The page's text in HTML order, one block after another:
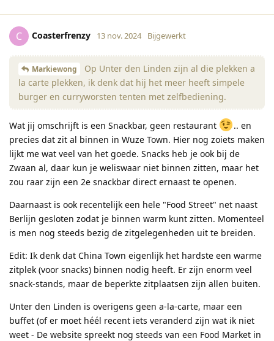
C Coasterfrenzy 13 nov. 2024 Bijgewerkt
Markiewong
Op Unter den Linden zijn al die plekken a
la carte plekken, ik denk dat hij het meer heeft simpele
burger en curryworsten tenten met zelfbediening.
Wat jij omschrijft is een Snackbar, geen restaurant
.. en
precies dat zit al binnen in Wuze Town. Hier nog zoiets maken
lijkt me wat veel van het goede. Snacks heb je ook bij de
Zwaan al, daar kun je weliswaar niet binnen zitten, maar het
zou raar zijn een 2e snackbar direct ernaast te openen.
Daarnaast is ook recentelijk een hele "Food Street" net naast
Berlijn gesloten zodat je binnen warm kunt zitten. Momenteel
is men nog steeds bezig de zitgelegenheden uit te breiden.
Edit: Ik denk dat China Town eigenlijk het hardste een warme
zitplek (voor snacks) binnen nodig heeft. Er zijn enorm veel
snack-stands, maar de beperkte zitplaatsen zijn allen buiten.
Unter den Linden is overigens geen a-la-carte, maar een
buffet (of er moet héél recent iets veranderd zijn wat ik niet
weet - De website spreekt nog steeds van een Food Market in